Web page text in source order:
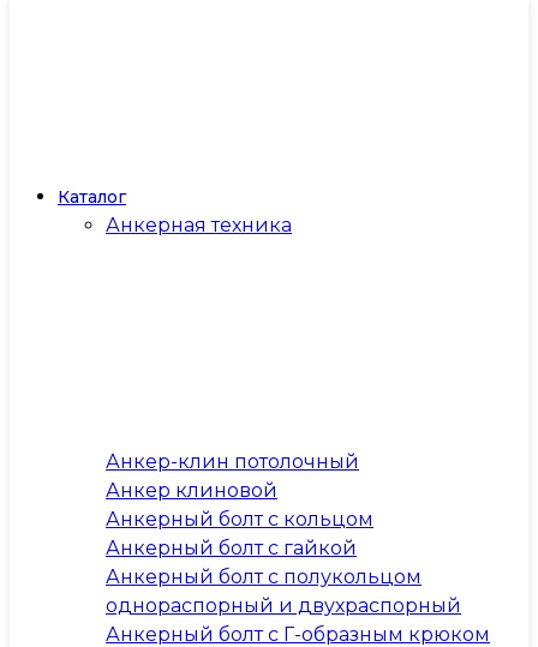
Каталог
Анкерная техника
Анкер-клин потолочный
Анкер клиновой
Анкерный болт с кольцом
Анкерный болт с гайкой
Анкерный болт с полукольцом
однораспорный и двухраспорный
Анкерный болт с Г-образным крюком